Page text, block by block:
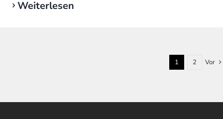
Weiterlesen
1 2 Vor